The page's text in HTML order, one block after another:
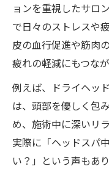
ョンを重視したサロ
で日々のストレスや
皮の血行促進や筋肉
疲れの軽減にもつな
例えば、ドライヘッ
は、頭部を優しく包
め、施術中に深いリ
実際に「ヘッドスパ
い？」という声もあ